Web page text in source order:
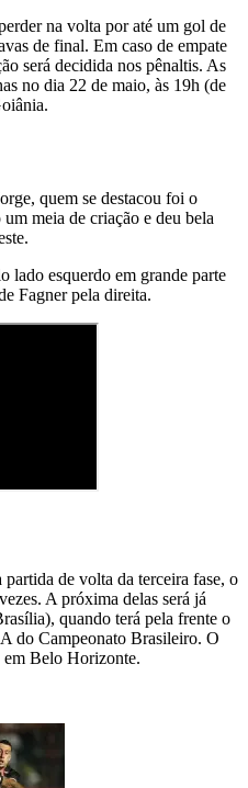
na volta por até um gol de
de final. Em caso de empate
será decidida nos pênaltis. As
no dia 22 de maio, às 19h (de
quem se destacou foi o
meia de criação e deu bela
esquerdo em grande parte
Fagner pela direita.
de volta da terceira fase, o
A próxima delas será já
quando terá pela frente o
do Campeonato Brasileiro. O
Belo Horizonte.